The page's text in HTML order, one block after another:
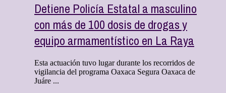
Detiene Policía Estatal a masculino
con más de 100 dosis de drogas y
equipo armamentístico en La Raya
Esta actuación tuvo lugar durante los recorridos de
vigilancia del programa Oaxaca Segura Oaxaca de
Juáre ...